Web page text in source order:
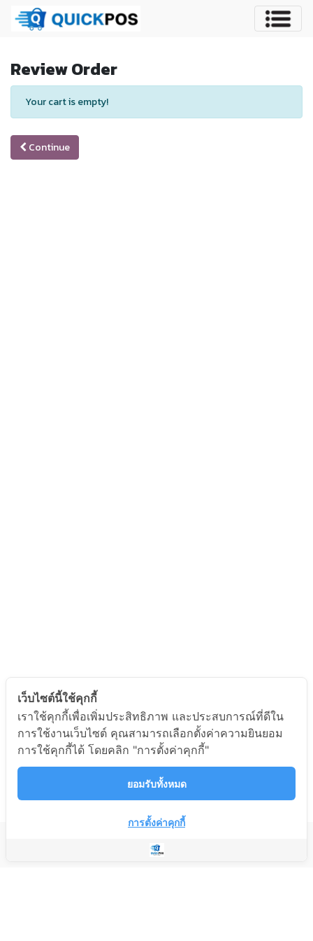
Review Order
Your cart is empty!
Continue
เว็บไซต์นี้ใช้คุกกี้
เราใช้คุกกี้เพื่อเพิ่มประสิทธิภาพ และประสบการณ์ที่ดีใน
การใช้งานเว็บไซต์ คุณสามารถเลือกตั้งค่าความยินยอม
การใช้คุกกี้ได้ โดยคลิก "การตั้งค่าคุกกี้"
ยอมรับทั้งหมด
การตั้งค่าคุกกี้